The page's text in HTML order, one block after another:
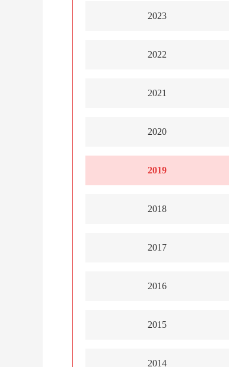
2023
2022
2021
2020
2019
2018
2017
2016
2015
2014